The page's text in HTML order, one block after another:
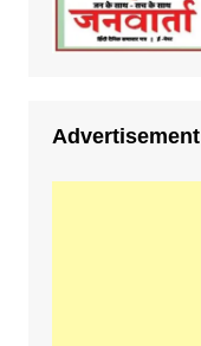
Advertisement